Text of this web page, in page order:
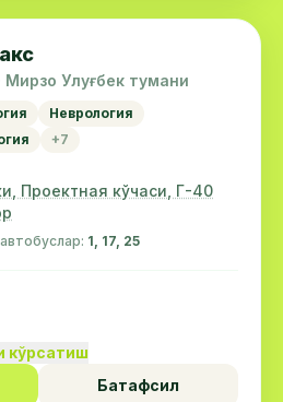
Мирзо Улуғбек тумани
Неврология
+7
Проектная кўчаси, Г-40
автобуслар: 1, 17, 25
кўрсатиш
Батафсил